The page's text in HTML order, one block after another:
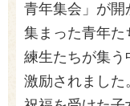
青年集会」が開
集まった青年た
練生たちが集
激励されまし